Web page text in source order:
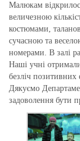
Малюкам
величезною
костюмами,
сучасною та
номерами. В залі
Наші учні
безліч позитивних
Дякуємо
задоволення бути